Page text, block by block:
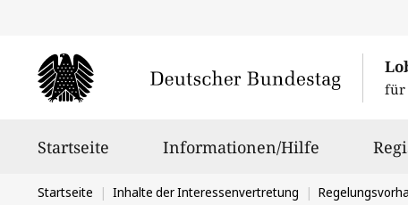
für
Startseite Informationen/Hilfe
Sie
Startseite Inhalte der Interessenvertretung